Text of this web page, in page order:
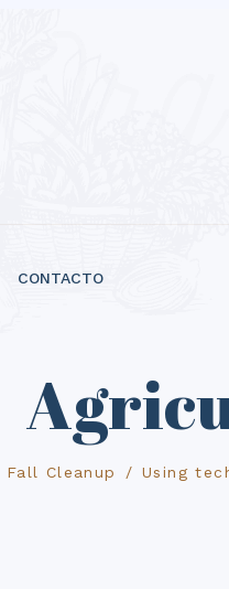
CONTACTO
Fall Cleanup Using